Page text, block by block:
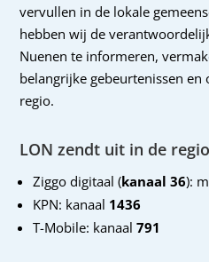
vervullen in de lokale
hebben wij de
Nuenen te informeren,
belangrijke gebeurtenissen
regio.
LON zendt uit in de
Ziggo digitaal (kanaal 36):
KPN: kanaal 1436
T-Mobile: kanaal791